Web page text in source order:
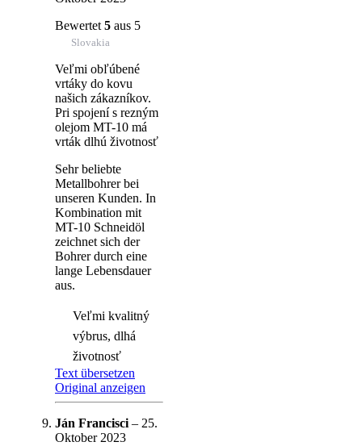
Bewertet 5 aus 5
Slovakia
Veľmi obľúbené
vrtáky do kovu
našich zákazníkov.
Pri spojení s rezným
olejom MT-10 má
vrták dlhú životnosť
Sehr beliebte
Metallbohrer bei
unseren Kunden. In
Kombination mit
MT-10 Schneidöl
zeichnet sich der
Bohrer durch eine
lange Lebensdauer
aus.
Veľmi kvalitný
výbrus, dlhá
životnosť
Text übersetzen
Original anzeigen
Ján Francisci – 25.
Oktober 2023